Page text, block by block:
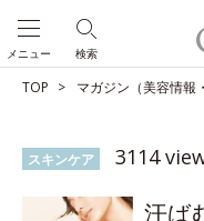
検索
メニュー
TOP マガジン（美容情報
スキンケア 3114
汗ば